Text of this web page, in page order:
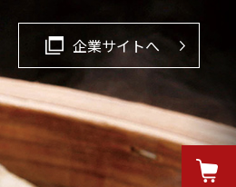
企業サイトへ